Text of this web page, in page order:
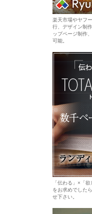
楽天市場やヤフ
行、デザイン制
ップページ制作
可能。
「伝わる」×「
をお求めでした
せ下さい。